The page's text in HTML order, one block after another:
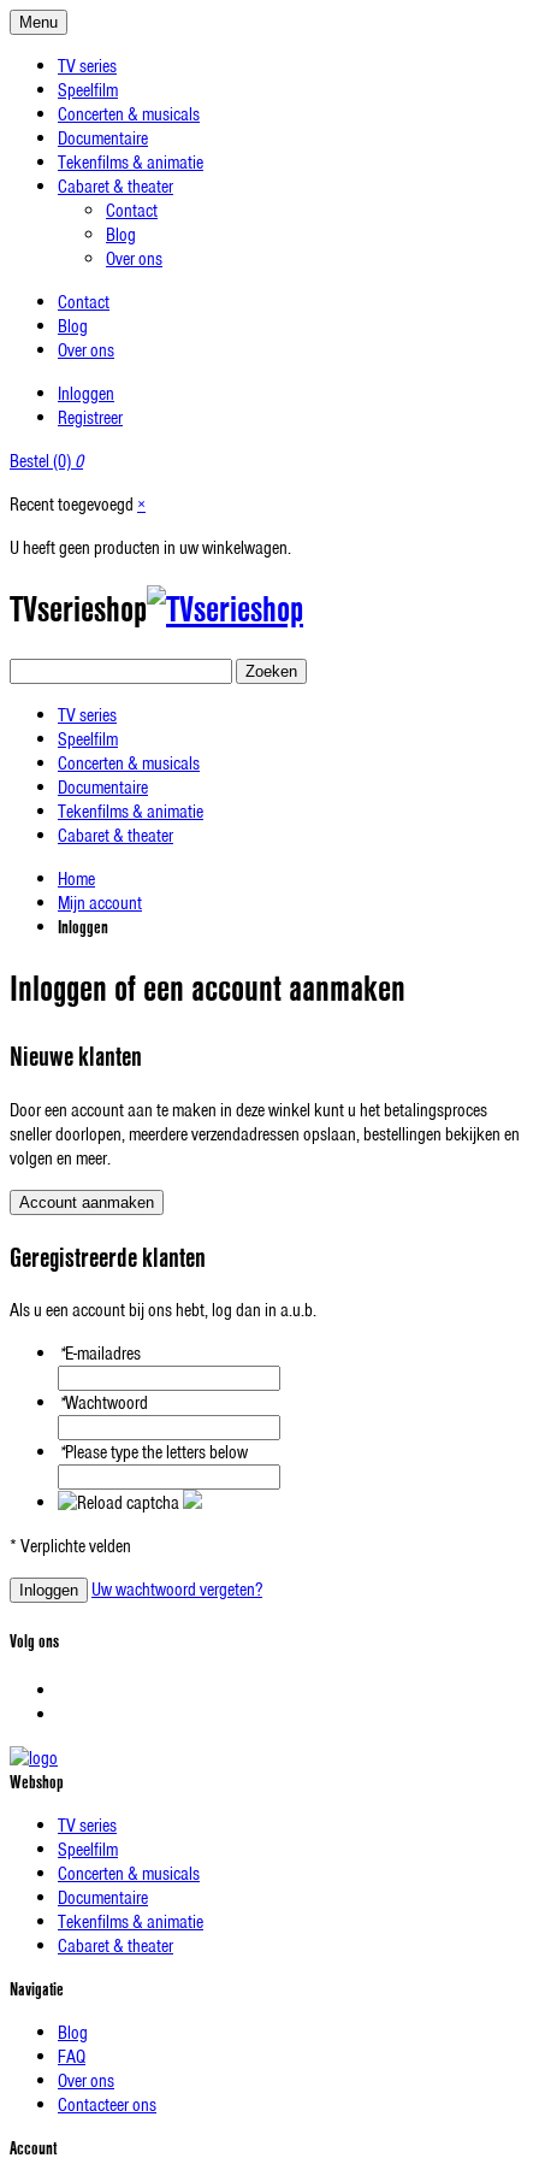
Menu
TV series
Speelfilm
Concerten & musicals
Documentaire
Tekenfilms & animatie
Cabaret & theater
Contact
Blog
Over ons
Contact
Blog
Over ons
Inloggen
Registreer
Bestel (0) 0
Recent toegevoegd ×
U heeft geen producten in uw winkelwagen.
TVserieshop
Zoeken
TV series
Speelfilm
Concerten & musicals
Documentaire
Tekenfilms & animatie
Cabaret & theater
Home
Mijn account
Inloggen
Inloggen of een account aanmaken
Nieuwe klanten
Door een account aan te maken in deze winkel kunt u het betalingsproces
sneller doorlopen, meerdere verzendadressen opslaan, bestellingen bekijken en
volgen en meer.
Account aanmaken
Geregistreerde klanten
Als u een account bij ons hebt, log dan in a.u.b.
*E-mailadres
*Wachtwoord
*Please type the letters below
* Verplichte velden
Inloggen Uw wachtwoord vergeten?
Volg ons
Webshop
TV series
Speelfilm
Concerten & musicals
Documentaire
Tekenfilms & animatie
Cabaret & theater
Navigatie
Blog
FAQ
Over ons
Contacteer ons
Account